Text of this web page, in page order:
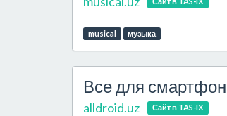
musical музыка
Все для
alldroid.uz Сайт в TAS-IX